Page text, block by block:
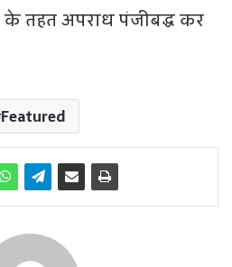
के तहत अपराध पंजीबद्ध कर
Featured